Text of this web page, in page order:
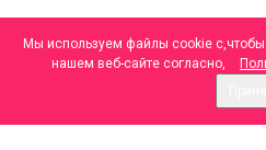
Мы используем файлы cookie
нашем веб-сайте согласно,